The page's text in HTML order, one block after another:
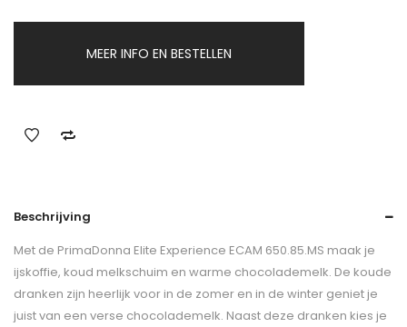
MEER INFO EN BESTELLEN
Beschrijving
Met de PrimaDonna Elite Experience ECAM 650.85.MS maak je
ijskoffie, koud melkschuim en warme chocolademelk. De koude
dranken zijn heerlijk voor in de zomer en in de winter geniet je
juist van een verse chocolademelk. Naast deze dranken kies je